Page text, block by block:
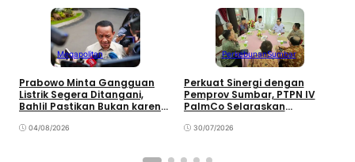
Megapolitan
Prabowo Minta Gangguan
Listrik Segera Ditangani,
Bahlil Pastikan Bukan karena
04/08/2026
PerkebunanSumbar
Perkuat Sinergi dengan
Pemprov Sumbar, PTPN IV
PalmCo Selaraskan
Pembangunan Daerah
30/07/2026